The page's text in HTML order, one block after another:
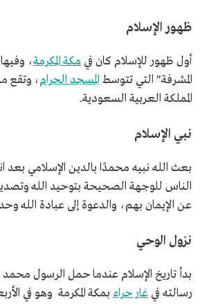
ظهور الإسلام
أول ظهور للإسلام كان في مكة المكرمة،
المشرفة" التي تتوسطالمسجد الحرام، وتقع
المملكة العربية السعودية.
نبي الإسلام
بعث الله نبيه محمدًا بالدين الإسلامي بعد
الناس للوجهة الصحيحة بتوحيد الله
عن الإيمان بهم، والدعوة إلى عبادة الله
نزول الوحي
بدأ تاريخ الإسلام عندما حمل الرسول
رسالته في غار حراء بمكة المكرمة وهو في